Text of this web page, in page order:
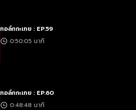
ทอล์กกะเทย : EP.59
0:50:05 นาที
ทอล์กกะเทย : EP.60
0:48:48 นาที